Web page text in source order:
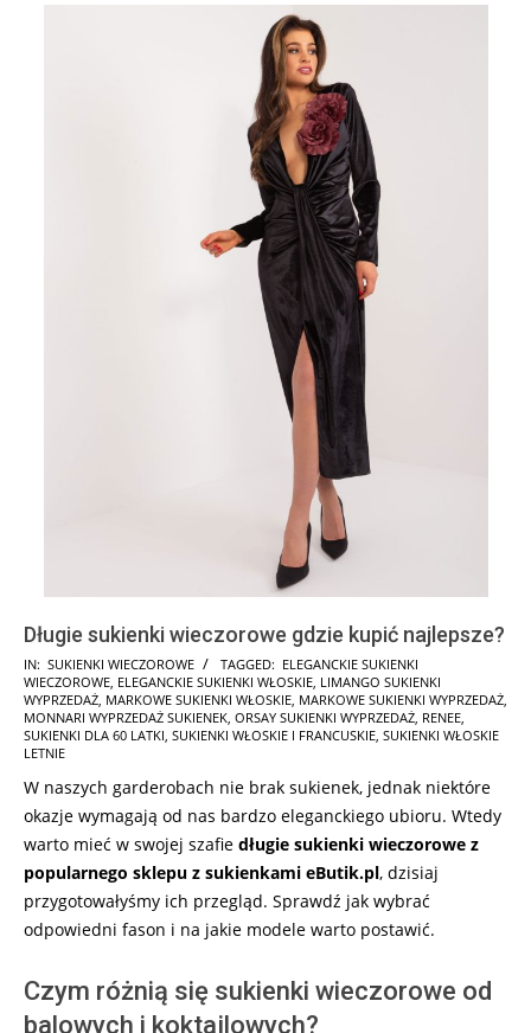
Długie sukienki wieczorowe gdzie kupić najlepsze?
2025-
10-
21
IN: SUKIENKI WIECZOROWE TAGGED: ELEGANCKIE SUKIENKI
WIECZOROWE ELEGANCKIE SUKIENKI WŁOSKIE LIMANGO SUKIENKI
WYPRZEDAŻ MARKOWE SUKIENKI WŁOSKIE MARKOWE SUKIENKI WYPRZEDAŻ
MONNARI WYPRZEDAŻ SUKIENEK ORSAY SUKIENKI WYPRZEDAŻ RENEE
SUKIENKI DLA 60 LATKI SUKIENKI WŁOSKIE I FRANCUSKIE SUKIENKI WŁOSKIE
LETNIE
W naszych garderobach nie brak sukienek, jednak niektóre
okazje wymagają od nas bardzo eleganckiego ubioru. Wtedy
warto mieć w swojej szafie długie sukienki wieczorowe z
popularnego sklepu z sukienkami eButik.pl, dzisiaj
przygotowałyśmy ich przegląd. Sprawdź jak wybrać
odpowiedni fason i na jakie modele warto postawić.
Czym różnią się sukienki wieczorowe od
balowych i koktajlowych?